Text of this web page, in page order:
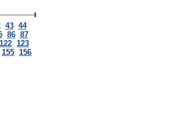
43 44
86 87
122 123
155 156